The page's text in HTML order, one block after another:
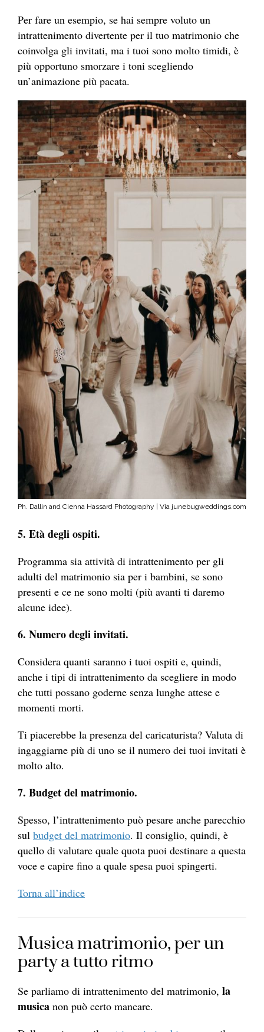
Per fare un esempio, se hai sempre voluto un
intrattenimento divertente per il tuo matrimonio che
coinvolga gli invitati, ma i tuoi sono molto timidi, è
più opportuno smorzare i toni scegliendo
un’animazione più pacata.
Ph. Dallin and Cienna Hassard Photography | Via junebugweddings.com
5. Età degli ospiti.
Programma sia attività di intrattenimento per gli
adulti del matrimonio sia per i bambini, se sono
presenti e ce ne sono molti (più avanti ti daremo
alcune idee).
6. Numero degli invitati.
Considera quanti saranno i tuoi ospiti e, quindi,
anche i tipi di intrattenimento da scegliere in modo
che tutti possano goderne senza lunghe attese e
momenti morti.
Ti piacerebbe la presenza del caricaturista? Valuta di
ingaggiarne più di uno se il numero dei tuoi invitati è
molto alto.
7. Budget del matrimonio.
Spesso, l’intrattenimento può pesare anche parecchio
sul budget del matrimonio. Il consiglio, quindi, è
quello di valutare quale quota puoi destinare a questa
voce e capire fino a quale spesa puoi spingerti.
Torna all’indice
Musica matrimonio, per un
party a tutto ritmo
Se parliamo di intrattenimento del matrimonio, la
musica non può certo mancare.